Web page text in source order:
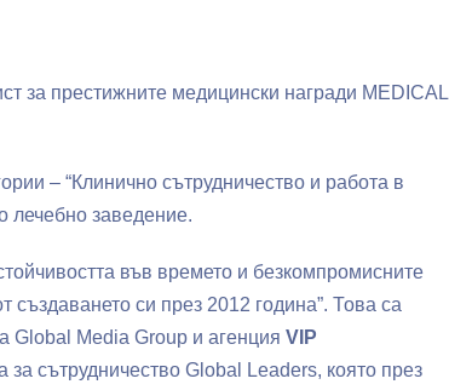
престижните медицински награди MEDICAL
– “Клинично сътрудничество и работа в
лечебно заведение.
във времето и безкомпромисните
си през 2012 година”. Това са
Global Media Group и агенция VIP
сътрудничество Global Leaders, която през